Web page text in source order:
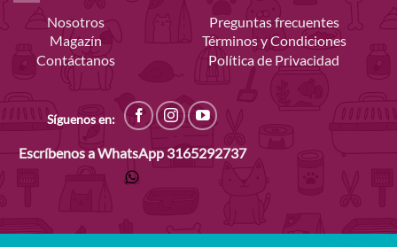
Nosotros
Magazín
Contáctanos
Preguntas frecuentes
Términos y Condiciones
Política de Privacidad
Síguenos en:
Escríbenos a WhatsApp 3165292737